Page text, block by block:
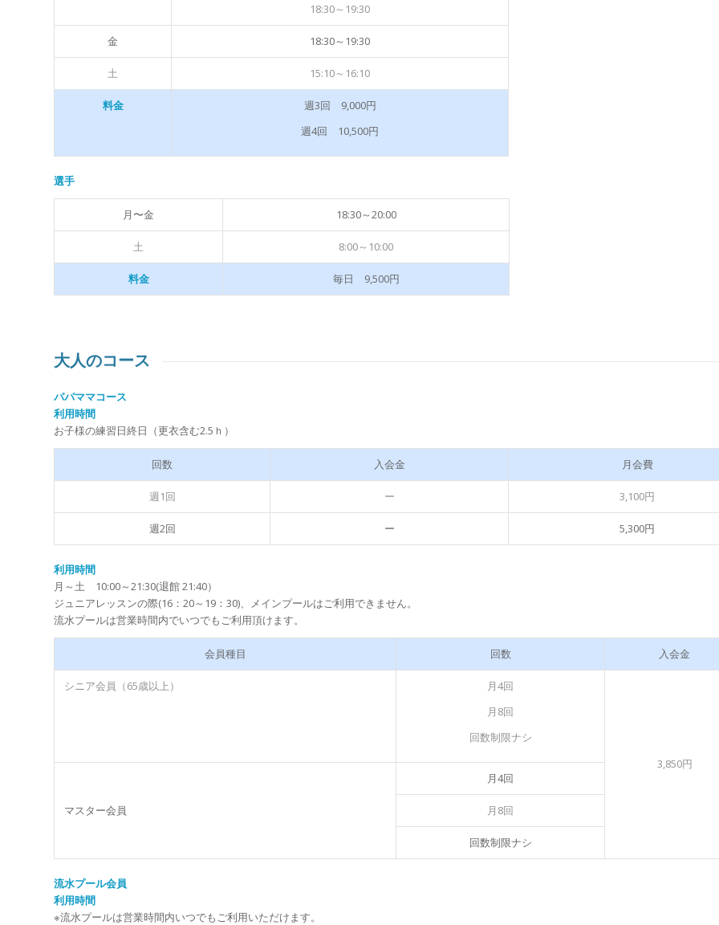
18:30～19:30
金 18:30～19:30
土 15:10～16:10
料金
週3回 9,000円
週4回 10,500円
選手
月〜金 18:30～20:00
土 8:00～10:00
料金 毎日 9,500円
大人のコース
パパママコース
利用時間
お子様の練習日終日（更衣含む2.5ｈ）
回数 入会金 月会費
週1回 ー 3,100円
週2回 ー 5,300円
利用時間
月～土 10:00～21:30(退館 21:40）
ジュニアレッスンの際(16：20～19：30)、メインプールはご利用できません。
流水プールは営業時間内でいつでもご利用頂けます。
会員種目 回数 入会金
シニア会員（65歳以上）
月4回
月8回
回数制限ナシ
3,850円
マスター会員
月4回
月8回
回数制限ナシ
流水プール会員
利用時間
※流水プールは営業時間内いつでもご利用いただけます。